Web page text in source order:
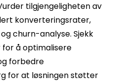
tilgjengeligheten av
konverteringsrater,
churn-analyse. Sjekk
å optimalisere
forbedre
for at løsningen støtter